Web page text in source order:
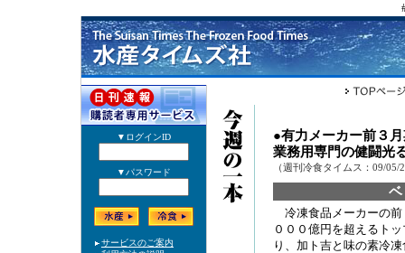
●有力メーカー前３
業務用専門の健闘光
（週刊冷食タイムス：09/05/
冷凍食品メーカーの前
０００億円を超えるト
り、加ト吉と味の素冷